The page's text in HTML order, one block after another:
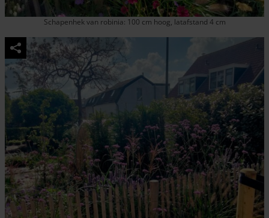
Schapenhek van robinia: 100 cm hoog, latafstand 4 cm